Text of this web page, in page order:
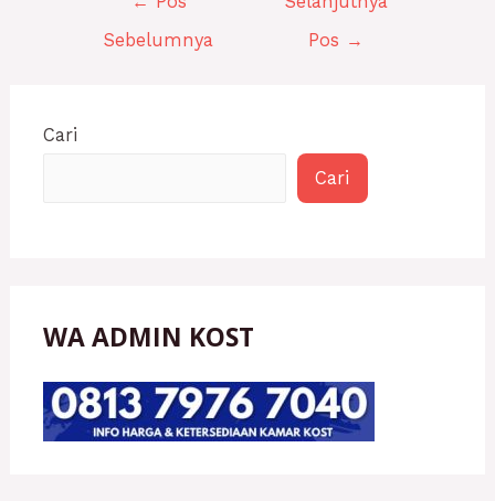
Sebelumnya
Pos →
Cari
Cari
WA ADMIN KOST